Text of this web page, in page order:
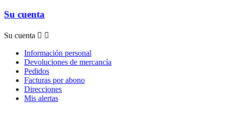
Su cuenta
Su cuenta  
Información personal
Devoluciones de mercancía
Pedidos
Facturas por abono
Direcciones
Mis alertas